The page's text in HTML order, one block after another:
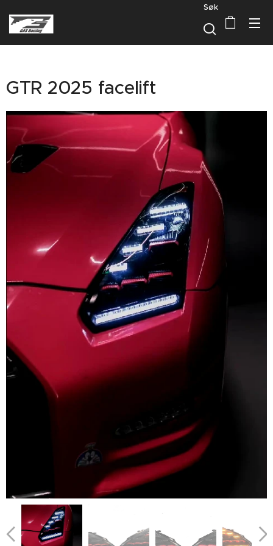
Søk
GTR 2025 facelift